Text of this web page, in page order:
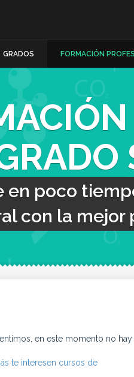
GRADOS FORMACIÓN
en poco
con la
en este momento no
te interesen cursos de